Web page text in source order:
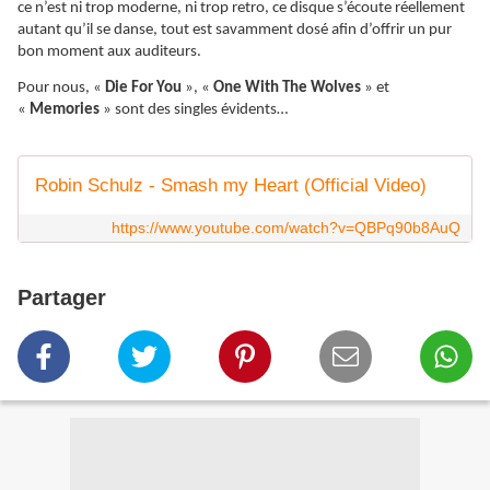
ce n’est ni trop moderne, ni trop retro, ce disque s’écoute réellement
autant qu’il se danse, tout est savamment dosé afin d’offrir un pur
bon moment aux auditeurs.
Pour nous, « Die For You », « One With The Wolves » et
« Memories » sont des singles évidents…
Robin Schulz - Smash my Heart (Official Video)
https://www.youtube.com/watch?v=QBPq90b8AuQ
Partager